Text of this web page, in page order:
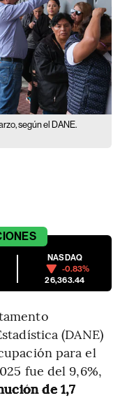
según el DANE.
NASDAQ
-0.83%
26,363.44
(DANE)
para el
fue del 9,6%,
de 1,7